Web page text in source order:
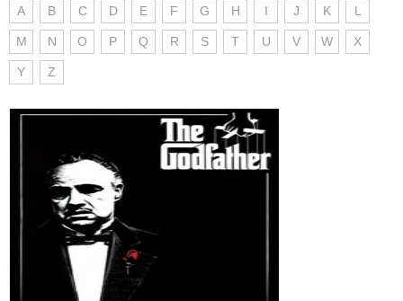
A B C D E F G H I J K L
M N O P Q R S T U V W X
Y Z